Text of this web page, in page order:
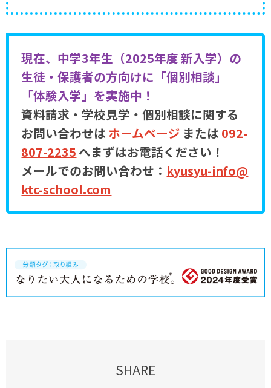
現在、中学3年生（2025年度 新入学）の
生徒・保護者の方向けに「個別相談」
「体験入学」を実施中！
資料請求・学校見学・個別相談に関する
お問い合わせは ホームページ または 092-
807-2235 へまずはお電話ください！
メールでのお問い合わせ： kyusyu-info@
ktc-school.com
SHARE